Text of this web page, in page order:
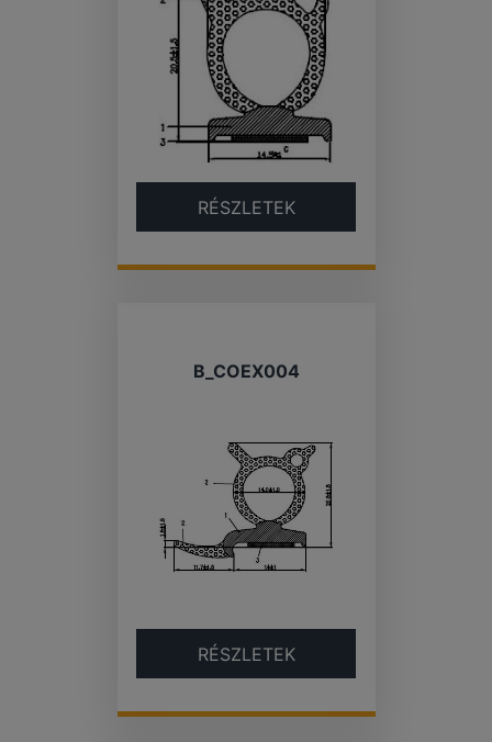
RÉSZLETEK
B_COEX004
RÉSZLETEK